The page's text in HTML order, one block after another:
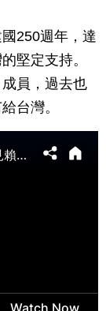
250週年，達
堅定支持。
員，過去也
台灣。